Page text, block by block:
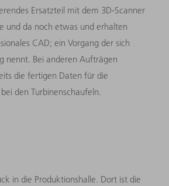
Ersatzteil mit dem 3D-Scanner
und da noch etwas und erhalten
CAD; ein Vorgang der sich
nennt. Bei anderen Aufträgen
die fertigen Daten für die
den Turbinenschaufeln.
in die Produktionshalle. Dort ist die